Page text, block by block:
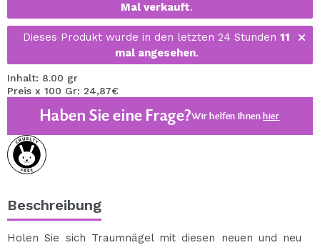
Mal verkauft.
Dieses Produkt wurde in den letzten 24 Stunden 11
mal angesehen.
Inhalt: 8.00 gr
Preis x 100 Gr: 24,87€
Haben Sie eine Frage?Wir helfen Ihnenhier
Beschreibung
Holen Sie sich Traumnägel mit diesen neuen und neu